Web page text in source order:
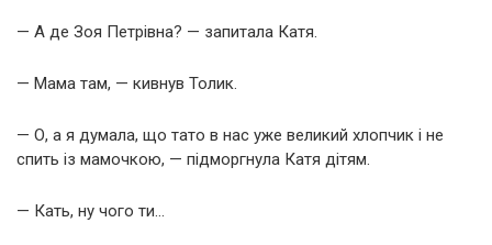
— А де Зоя Петрівна? — запитала Катя.
— Мама там, — кивнув Толик.
— О, а я думала, що тато в нас уже великий хлопчик і не
спить із мамочкою, — підморгнула Катя дітям.
— Кать, ну чого ти…